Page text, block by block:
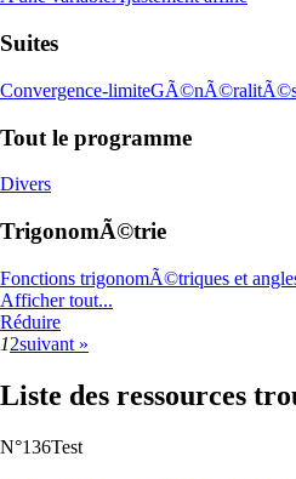
Suites
Convergence-limite
Tout le programme
Divers
TrigonomÃ©trie
Fonctions trigonomÃ©triques et
Afficher tout...
Réduire
12suivant »
Liste des ressources
N°136Test